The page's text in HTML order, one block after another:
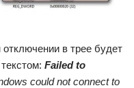
в трее будет
Failed to
could not connect to